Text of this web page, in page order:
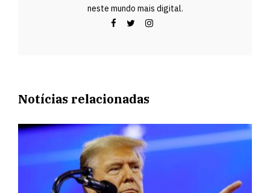
neste mundo mais digital.
Notícias relacionadas